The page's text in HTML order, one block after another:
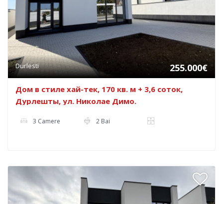
Durlesti 255.000€
Дом в стиле хай-тек, 170 кв. м + 3,6 соток,
Дурлешты, ул. Николае Димо.
3 Camere 2 Bai